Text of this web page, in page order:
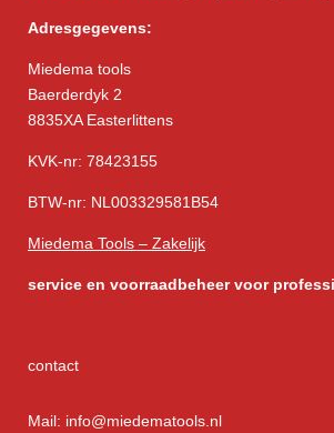
Adresgegevens:
Miedema tools
Baerderdyk 2
8835XA Easterlittens
KVK-nr: 78423155
BTW-nr: NL003329581B54
Miedema Tools – Zakelijk
service en voorraadbeheer voor
contact
Mail: info@miedematools.nl